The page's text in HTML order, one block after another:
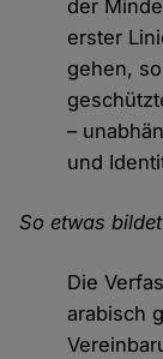
der
erster
gehen,
–
und
So etwas
Die
arabisch